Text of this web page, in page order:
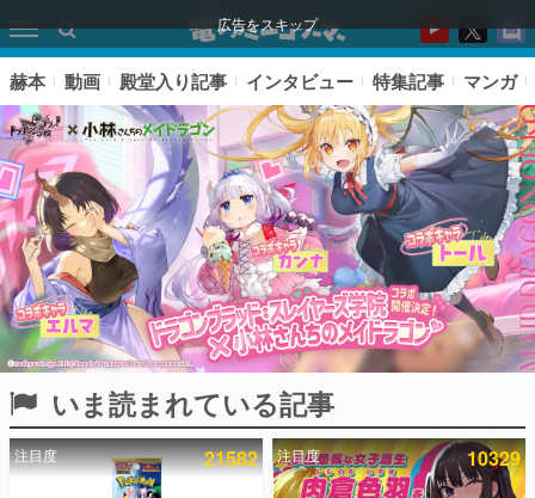
広告をスキップ
ピックアップ
電ファミのいま読まれている記事ランキング
赫本 動画 殿堂入り記事 インタビュー 特集記事 マンガ
いま読まれている記事
注目度 21582 注目度 10329